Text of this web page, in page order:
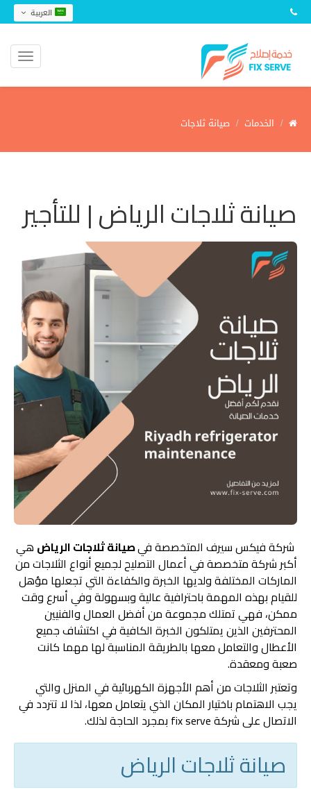
الخدمات صيانة ثلاجات
صيانة ثلاجات الرياض | للتأجير
شركة فيكس سيرف المتخصصة فيصيانة ثلاجات الرياض هي
أكبر شركة متخصصة في أعمال التصليح لجميع أنواع الثلاجات من
الماركات المختلفة ولديها الخبرة والكفاءة التي تجعلها مؤهل
للقيام بهذه المهمة باحترافية عالية وبسهولة وفي أسرع وقت
ممكن، فهي تمتلك مجموعة من أفضل العمال والفنيين
المحترفين الذين يمتلكون الخبرة الكافية في اكتشاف جميع
الأعطال والتعامل معها بالطريقة المناسبة لها مهما كانت
صعبة ومعقدة.
وتعتبر الثلاجات من أهم الأجهزة الكهربائية في المنزل والتي
يجب الاهتمام باختيار المكان الذي يتعامل معها، لذا لا تتردد في
الاتصال على شركة fix serve بمجرد الحاجة لذلك.
صيانة ثلاجات الرياض